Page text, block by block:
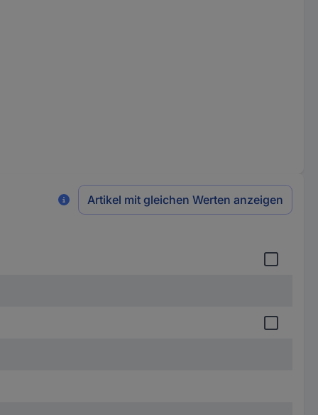
Artikel mit gleichen Werten anzeigen